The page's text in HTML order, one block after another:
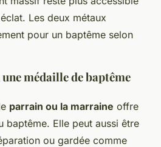
Les deux métaux
pour un baptême selon
médaille de baptême
parrain ou la marraine offre
baptême. Elle peut aussi être
ou gardée comme